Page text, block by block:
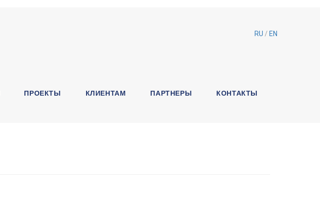
RU / EN
ПРОЕКТЫ КЛИЕНТАМ ПАРТНЕРЫ КОНТАКТЫ